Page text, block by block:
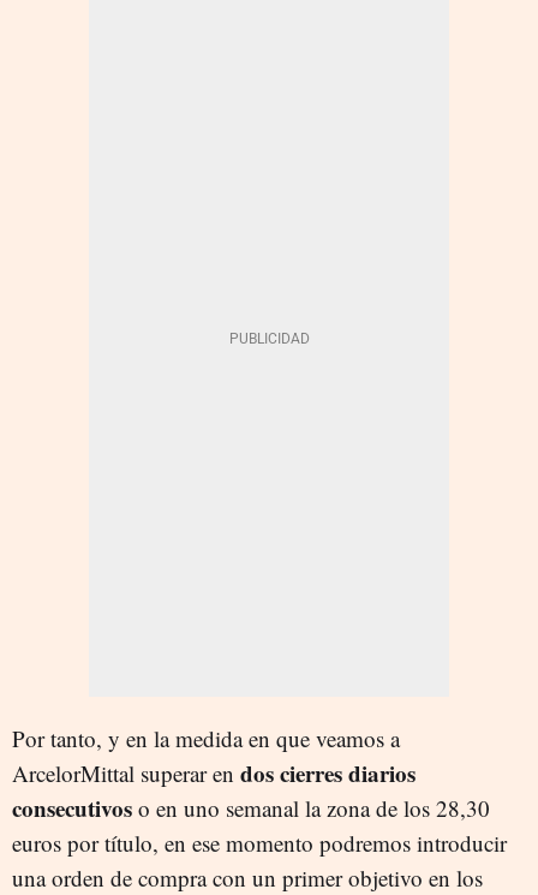
Por tanto, y en la medida en que veamos a
ArcelorMittal superar en dos cierres diarios
consecutivos o en uno semanal la zona de los 28,30
euros por título, en ese momento podremos introducir
una orden de compra con un primer objetivo en los